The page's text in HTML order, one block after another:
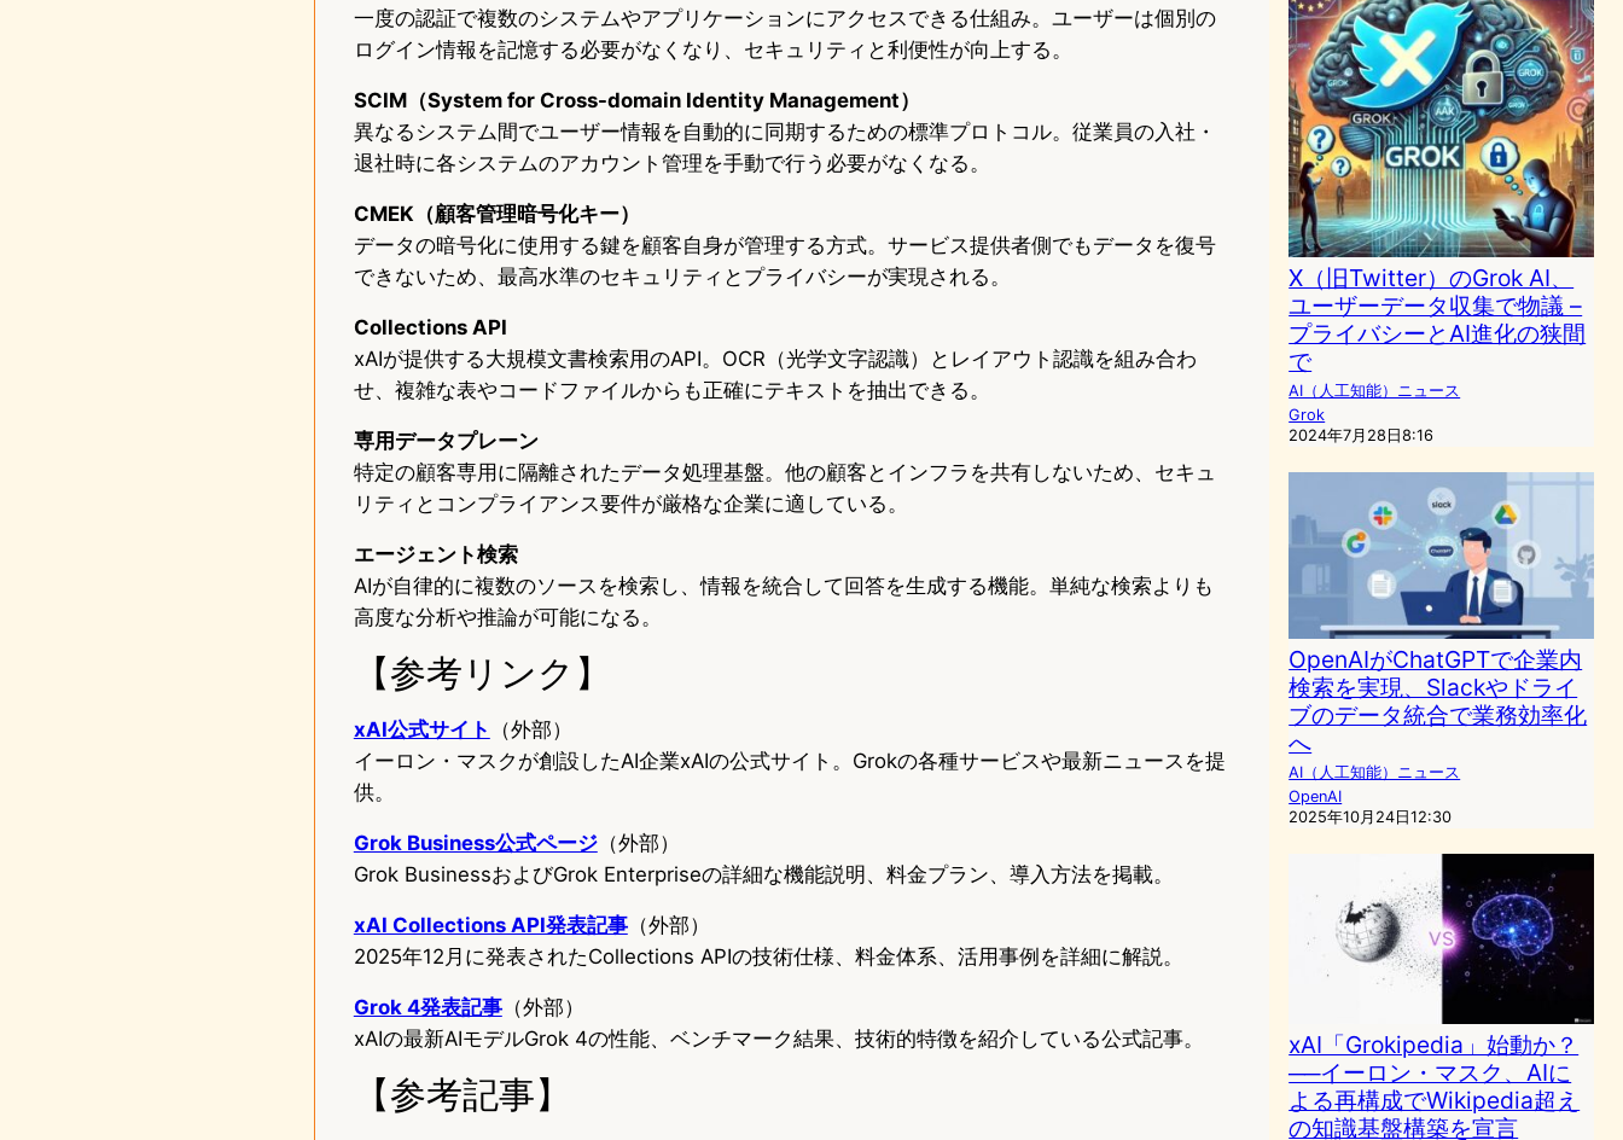
一度の認証で複数のシステムやアプリケーションにアクセスできる仕組み。ユーザーは個別の
ログイン情報を記憶する必要がなくなり、セキュリティと利便性が向上する。
SCIM（System for Cross-domain Identity Management）
異なるシステム間でユーザー情報を自動的に同期するための標準プロトコル。従業員の入社・
退社時に各システムのアカウント管理を手動で行う必要がなくなる。
CMEK（顧客管理暗号化キー）
データの暗号化に使用する鍵を顧客自身が管理する方式。サービス提供者側でもデータを復号
できないため、最高水準のセキュリティとプライバシーが実現される。
Collections API
xAIが提供する大規模文書検索用のAPI。OCR（光学文字認識）とレイアウト認識を組み合わ
せ、複雑な表やコードファイルからも正確にテキストを抽出できる。
専用データプレーン
特定の顧客専用に隔離されたデータ処理基盤。他の顧客とインフラを共有しないため、セキュ
リティとコンプライアンス要件が厳格な企業に適している。
エージェント検索
AIが自律的に複数のソースを検索し、情報を統合して回答を生成する機能。単純な検索よりも
高度な分析や推論が可能になる。
【参考リンク】
xAI公式サイト
（外部）
イーロン・マスクが創設したAI企業xAIの公式サイト。Grokの各種サービスや最新ニュースを提
供。
Grok Business公式ページ（外部）
Grok BusinessおよびGrok Enterpriseの詳細な機能説明、料金プラン、導入方法を掲載。
xAI Collections API発表記事（外部）
2025年12月に発表されたCollections APIの技術仕様、料金体系、活用事例を詳細に解説。
Grok 4発表記事（外部）
xAIの最新AIモデルGrok 4の性能、ベンチマーク結果、技術的特徴を紹介している公式記事。
【参考記事】
X（旧Twitter）のGrok AI、
ユーザーデータ収集で物議 –
プライバシーとAI進化の狭間
で
AI（人工知能）ニュース
Grok
2024年7月28日8:16
OpenAIがChatGPTで企業内
検索を実現、Slackやドライ
ブのデータ統合で業務効率化
へ
AI（人工知能）ニュース
OpenAI
2025年10月24日12:30
xAI「Grokipedia」始動か？
──イーロン・マスク、AIに
よる再構成でWikipedia超え
の知識基盤構築を宣言